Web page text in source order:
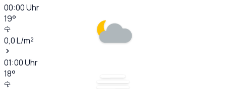
00:00Uhr
19°
0,0L/m²
01:00Uhr
18°